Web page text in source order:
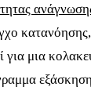
για μια